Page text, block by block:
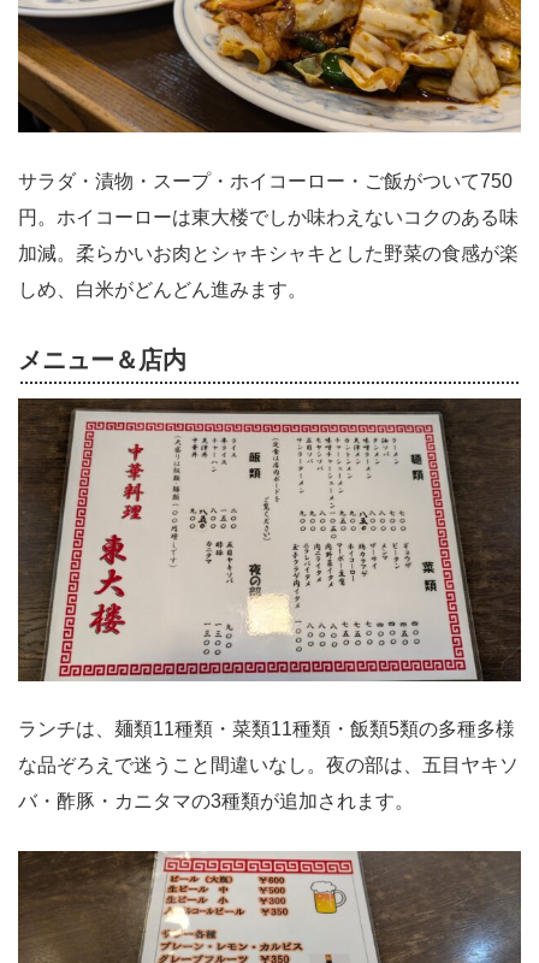
サラダ・漬物・スープ・ホイコーロー・ご飯がついて750
円。ホイコーローは東大楼でしか味わえないコクのある味
加減。柔らかいお肉とシャキシャキとした野菜の食感が楽
しめ、白米がどんどん進みます。
メニュー＆店内
ランチは、麺類11種類・菜類11種類・飯類5類の多種多様
な品ぞろえで迷うこと間違いなし。夜の部は、五目ヤキソ
バ・酢豚・カニタマの3種類が追加されます。